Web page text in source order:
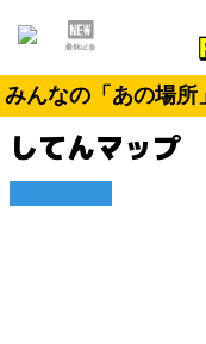
みんなの「あの場所
してんマップ